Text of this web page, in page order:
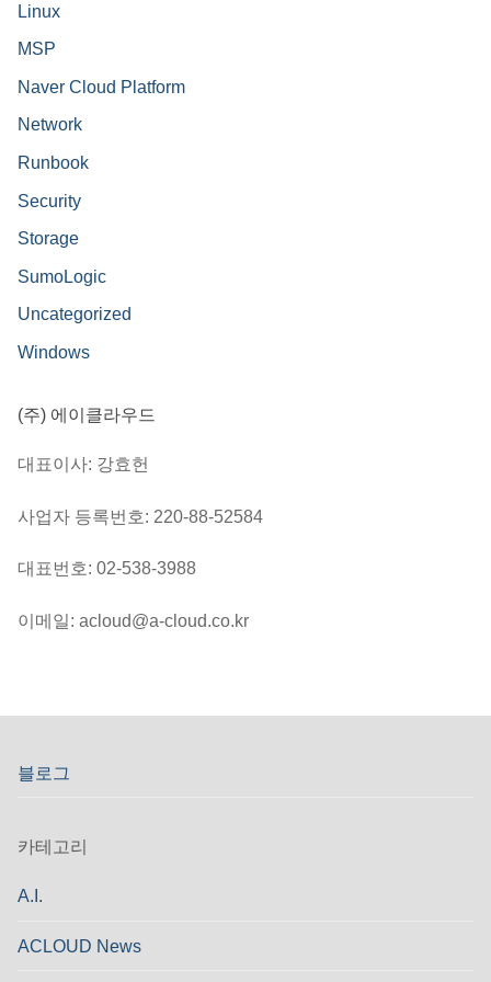
Linux
MSP
Naver Cloud Platform
Network
Runbook
Security
Storage
SumoLogic
Uncategorized
Windows
(주) 에이클라우드
대표이사: 강효헌
사업자 등록번호: 220-88-52584
대표번호: 02-538-3988
이메일: acloud@a-cloud.co.kr
블로그
카테고리
A.I.
ACLOUD News